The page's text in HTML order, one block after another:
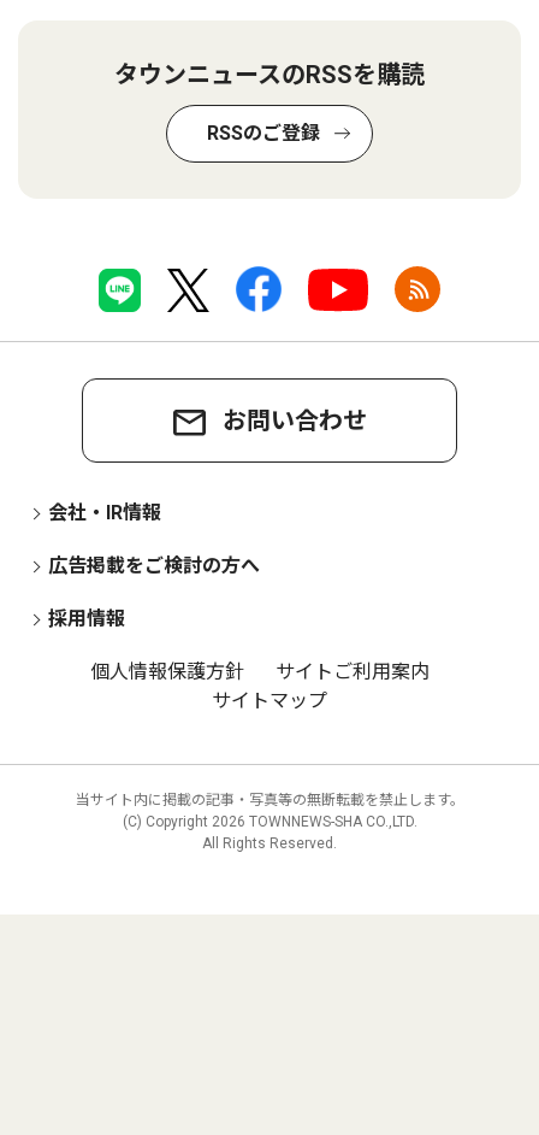
タウンニュースのRSSを購読
RSSのご登録
お問い合わせ
会社・IR情報
広告掲載をご検討の方へ
採用情報
個人情報保護方針
サイトご利用案内
サイトマップ
当サイト内に掲載の記事・写真等の無断転載を禁止します。
(C) Copyright 2026 TOWNNEWS-SHA CO.,LTD.
All Rights Reserved.